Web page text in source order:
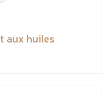
aux huiles